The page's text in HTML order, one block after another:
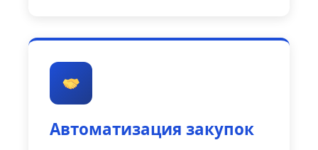
Автоматизация закупок